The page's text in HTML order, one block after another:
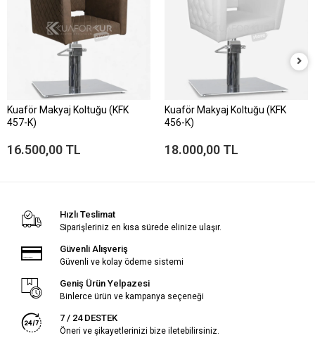
Kuaför Makyaj Koltuğu (KFK
457-K)
16.500,00 TL
Kuaför Makyaj Koltuğu (KFK
456-K)
18.000,00 TL
Hızlı Teslimat
Siparişleriniz en kısa sürede elinize ulaşır.
Güvenli Alışveriş
Güvenli ve kolay ödeme sistemi
Geniş Ürün Yelpazesi
Binlerce ürün ve kampanya seçeneği
7 / 24 DESTEK
Öneri ve şikayetlerinizi bize iletebilirsiniz.